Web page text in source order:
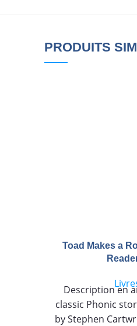
PRODUITS
Toad Makes a
Description en
classic Phonic
by Stephen